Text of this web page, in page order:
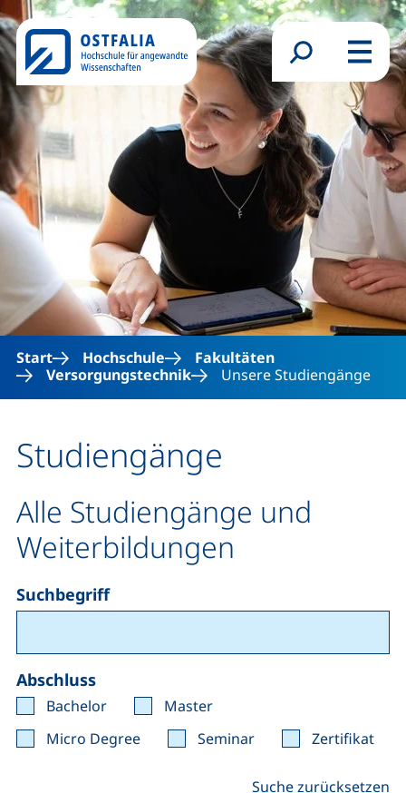
Direkt zum Inhalt
Suchformular
Menü
Start Hochschule
Fakultäten
Versorgungstechnik
Unsere Studiengänge
Studiengänge
Alle Studiengänge und
Weiterbildungen
Suchbegriff
Abschluss
Bachelor
Master
Micro Degree
Seminar Zertifikat
Suche zurücksetzen